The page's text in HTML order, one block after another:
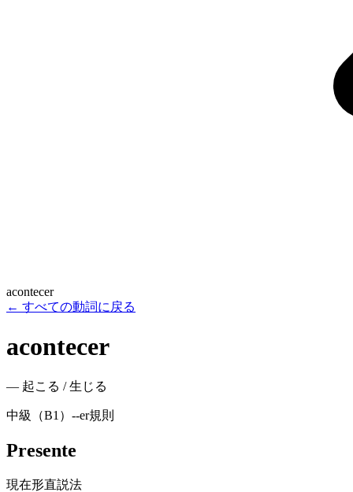
acontecer
← すべての動詞に戻る
acontecer
— 起こる / 生じる
中級（B1） --er規則
Presente
現在形直説法